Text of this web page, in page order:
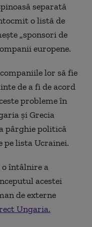
separată
o listă de
„sponsori de
europene.
lor să fie
de a fi de acord
probleme în
și Grecia
pârghie politică
pe lista Ucrainei.
întâlnire a
acestei
de externe
Ungaria.